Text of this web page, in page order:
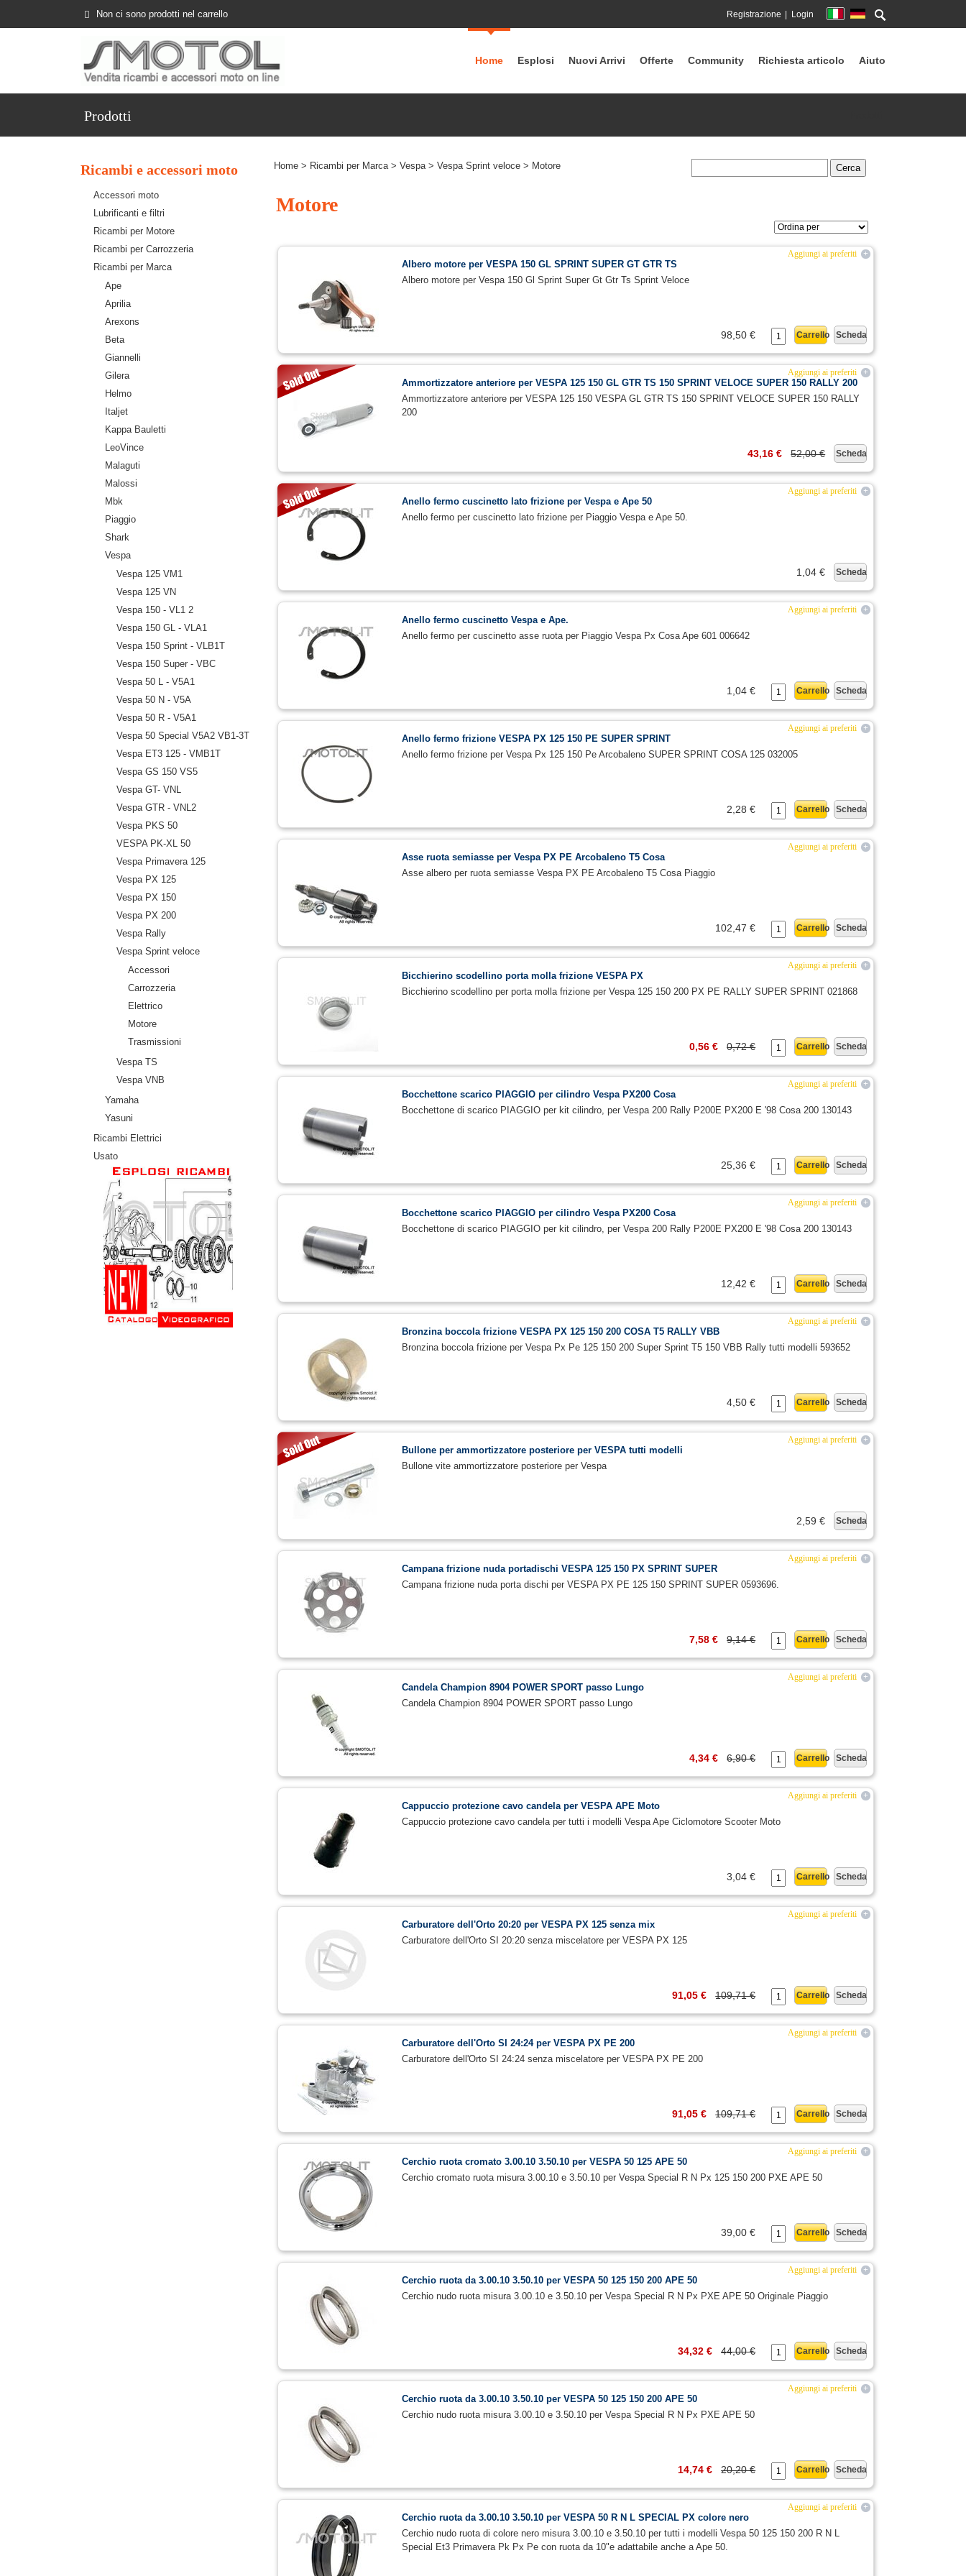
Registrazione Login
Non ci sono prodotti nel carrello
Home Esplosi Nuovi Arrivi Offerte Community Richiesta articolo Aiuto
Prodotti
Ricambi e accessori moto
Accessori moto
Lubrificanti e filtri
Ricambi per Motore
Ricambi per Carrozzeria
Ricambi per Marca
Ape
Aprilia
Arexons
Beta
Giannelli
Gilera
Helmo
Italjet
Kappa Bauletti
LeoVince
Malaguti
Malossi
Mbk
Piaggio
Shark
Vespa
Vespa 125 VM1
Vespa 125 VN
Vespa 150 - VL1 2
Vespa 150 GL - VLA1
Vespa 150 Sprint - VLB1T
Vespa 150 Super - VBC
Vespa 50 L - V5A1
Vespa 50 N - V5A
Vespa 50 R - V5A1
Vespa 50 Special V5A2 VB1-3T
Vespa ET3 125 - VMB1T
Vespa GS 150 VS5
Vespa GT- VNL
Vespa GTR - VNL2
Vespa PKS 50
VESPA PK-XL 50
Vespa Primavera 125
Vespa PX 125
Vespa PX 150
Vespa PX 200
Vespa Rally
Vespa Sprint veloce
Accessori
Carrozzeria
Elettrico
Motore
Trasmissioni
Vespa TS
Vespa VNB
Yamaha
Yasuni
Ricambi Elettrici
Usato
Home > Ricambi per Marca >Vespa >Vespa Sprint veloce > Motore
Motore
+
Aggiungi ai preferiti
Albero motore per VESPA 150 GL SPRINT SUPER GT GTR TS
Albero motore per Vespa 150 Gl Sprint Super Gt Gtr Ts Sprint Veloce
Scheda
Carrello
98,50 €
+
Aggiungi ai preferiti
Ammortizzatore anteriore per VESPA 125 150 GL GTR TS 150 SPRINT VELOCE SUPER 150 RALLY 200
Ammortizzatore anteriore per VESPA 125 150 VESPA GL GTR TS 150 SPRINT VELOCE SUPER 150 RALLY
200
Scheda
52,00 €
43,16 €
+
Aggiungi ai preferiti
Anello fermo cuscinetto lato frizione per Vespa e Ape 50
Anello fermo per cuscinetto lato frizione per Piaggio Vespa e Ape 50.
Scheda
1,04 €
+
Aggiungi ai preferiti
Anello fermo cuscinetto Vespa e Ape.
Anello fermo per cuscinetto asse ruota per Piaggio Vespa Px Cosa Ape 601 006642
Scheda
Carrello
1,04 €
+
Aggiungi ai preferiti
Anello fermo frizione VESPA PX 125 150 PE SUPER SPRINT
Anello fermo frizione per Vespa Px 125 150 Pe Arcobaleno SUPER SPRINT COSA 125 032005
Scheda
Carrello
2,28 €
+
Aggiungi ai preferiti
Asse ruota semiasse per Vespa PX PE Arcobaleno T5 Cosa
Asse albero per ruota semiasse Vespa PX PE Arcobaleno T5 Cosa Piaggio
Scheda
Carrello
102,47 €
+
Aggiungi ai preferiti
Bicchierino scodellino porta molla frizione VESPA PX
Bicchierino scodellino per porta molla frizione per Vespa 125 150 200 PX PE RALLY SUPER SPRINT 021868
Scheda
Carrello
0,72 €
0,56 €
+
Aggiungi ai preferiti
Bocchettone scarico PIAGGIO per cilindro Vespa PX200 Cosa
Bocchettone di scarico PIAGGIO per kit cilindro, per Vespa 200 Rally P200E PX200 E '98 Cosa 200 130143
Scheda
Carrello
25,36 €
+
Aggiungi ai preferiti
Bocchettone scarico PIAGGIO per cilindro Vespa PX200 Cosa
Bocchettone di scarico PIAGGIO per kit cilindro, per Vespa 200 Rally P200E PX200 E '98 Cosa 200 130143
Scheda
Carrello
12,42 €
+
Aggiungi ai preferiti
Bronzina boccola frizione VESPA PX 125 150 200 COSA T5 RALLY VBB
Bronzina boccola frizione per Vespa Px Pe 125 150 200 Super Sprint T5 150 VBB Rally tutti modelli 593652
Scheda
Carrello
4,50 €
+
Aggiungi ai preferiti
Bullone per ammortizzatore posteriore per VESPA tutti modelli
Bullone vite ammortizzatore posteriore per Vespa
Scheda
2,59 €
+
Aggiungi ai preferiti
Campana frizione nuda portadischi VESPA 125 150 PX SPRINT SUPER
Campana frizione nuda porta dischi per VESPA PX PE 125 150 SPRINT SUPER 0593696.
Scheda
Carrello
9,14 €
7,58 €
+
Aggiungi ai preferiti
Candela Champion 8904 POWER SPORT passo Lungo
Candela Champion 8904 POWER SPORT passo Lungo
Scheda
Carrello
6,90 €
4,34 €
+
Aggiungi ai preferiti
Cappuccio protezione cavo candela per VESPA APE Moto
Cappuccio protezione cavo candela per tutti i modelli Vespa Ape Ciclomotore Scooter Moto
Scheda
Carrello
3,04 €
+
Aggiungi ai preferiti
Carburatore dell'Orto 20:20 per VESPA PX 125 senza mix
Carburatore dell'Orto SI 20:20 senza miscelatore per VESPA PX 125
Scheda
Carrello
109,71 €
91,05 €
+
Aggiungi ai preferiti
Carburatore dell'Orto SI 24:24 per VESPA PX PE 200
Carburatore dell'Orto SI 24:24 senza miscelatore per VESPA PX PE 200
Scheda
Carrello
109,71 €
91,05 €
+
Aggiungi ai preferiti
Cerchio ruota cromato 3.00.10 3.50.10 per VESPA 50 125 APE 50
Cerchio cromato ruota misura 3.00.10 e 3.50.10 per Vespa Special R N Px 125 150 200 PXE APE 50
Scheda
Carrello
39,00 €
+
Aggiungi ai preferiti
Cerchio ruota da 3.00.10 3.50.10 per VESPA 50 125 150 200 APE 50
Cerchio nudo ruota misura 3.00.10 e 3.50.10 per Vespa Special R N Px PXE APE 50 Originale Piaggio
Scheda
Carrello
44,00 €
34,32 €
+
Aggiungi ai preferiti
Cerchio ruota da 3.00.10 3.50.10 per VESPA 50 125 150 200 APE 50
Cerchio nudo ruota misura 3.00.10 e 3.50.10 per Vespa Special R N Px PXE APE 50
Scheda
Carrello
20,20 €
14,74 €
+
Aggiungi ai preferiti
Cerchio ruota da 3.00.10 3.50.10 per VESPA 50 R N L SPECIAL PX colore nero
Cerchio nudo ruota di colore nero misura 3.00.10 e 3.50.10 per tutti i modelli Vespa 50 125 150 200 R N L
Special Et3 Primavera Pk Px Pe con ruota da 10"e adattabile anche a Ape 50.